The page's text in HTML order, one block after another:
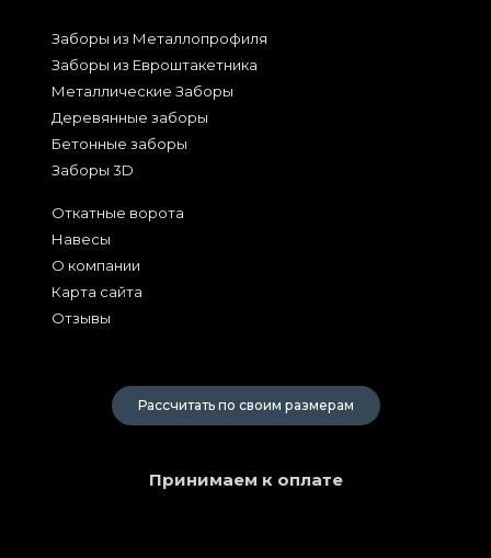
Заборы из Металлопрофиля
Заборы из Евроштакетника
Металлические Заборы
Деревянные заборы
Бетонные заборы
Заборы 3D
Откатные ворота
Навесы
О компании
Карта сайта
Отзывы
Рассчитать по своим размерам
Принимаем к оплате